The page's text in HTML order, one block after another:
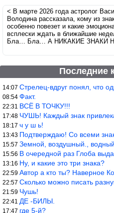
< В марте 2026 года астролог
Володина рассказала, кому из
особенно повезет и какие
всплески ждать в ближайшие
Бла… Бла… А НИКАКИЕ
Последние
14:07 Стрелец-вдруг понял, что
08:54 Факт.
22:31 ВСЁ В ТОЧКУ!!!
17:48 ЧУШЬ! Каждый знак
18:17 ч у ш ь!
13:43 Подтверждаю! Со всеми
15:57 Земной, воздушный.,
15:56 В очередной раз Глоба выдает
13:16 Ну, и какие это три знака?
22:59 Автор а кто ты? Наверное
22:57 Сколько можно писать разную
21:59 Чушь!
22:41 ДЕ -БИЛЫ.
17:47 где 5-й?